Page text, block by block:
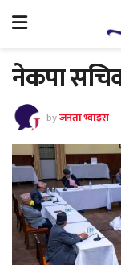
नेकपा
byजनता भ्वाइस